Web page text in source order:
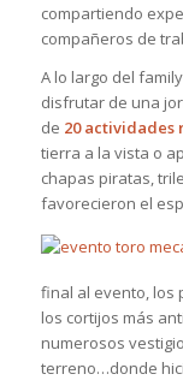
compartiendo
compañeros de
A lo largo del
disfrutar de una
de 20 actividades
tierra a la vista o
chapas piratas,
favorecieron el
final al evento, los
los cortijos más
numerosos
terreno…donde